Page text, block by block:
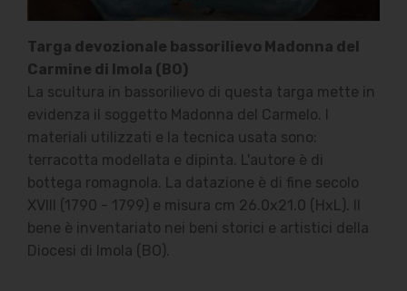
Targa devozionale bassorilievo Madonna del
Carmine di Imola (BO)
La scultura in bassorilievo di questa targa mette in
evidenza il soggetto Madonna del Carmelo. I
materiali utilizzati e la tecnica usata sono:
terracotta modellata e dipinta. L'autore è di
bottega romagnola. La datazione è di fine secolo
XVIII (1790 - 1799) e misura cm 26.0x21.0 (HxL). Il
bene è inventariato nei beni storici e artistici della
Diocesi di Imola (BO).